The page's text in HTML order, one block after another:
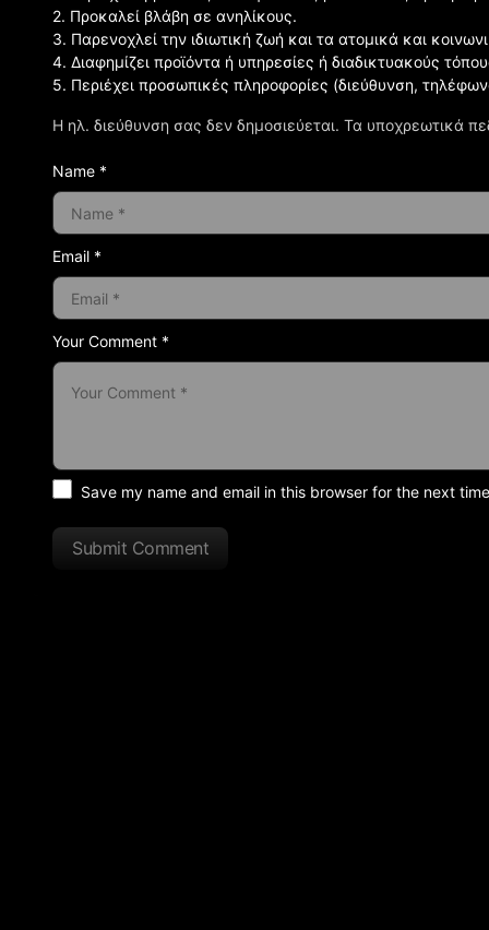
Η ηλ. διεύθυνση σας δεν δημοσιεύεται. Τα υποχρεωτικά
Your Comment *
2. Προκαλεί βλάβη σε ανηλίκους.
3. Παρενοχλεί την ιδιωτική ζωή και τα ατομικά και
4. Διαφημίζει προϊόντα ή υπηρεσίες ή διαδικτυακούς
5. Περιέχει προσωπικές πληροφορίες (διεύθυνση,
Name *
Email *
Save my name and email in this browser for the next
Submit Comment